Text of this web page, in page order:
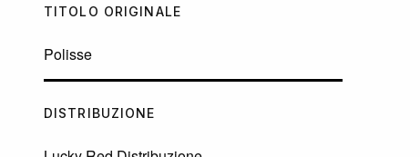
TITOLO ORIGINALE
Polisse
DISTRIBUZIONE